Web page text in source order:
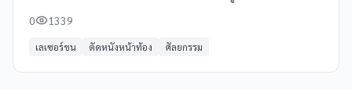
ตั้งแต่ปี 2557
0 1339
เลเซอร์ขน ตัดหนังหน้าท้อง ศัลยกรรม